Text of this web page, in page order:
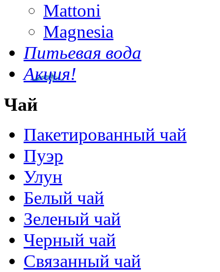
Mattoni
Magnesia
Питьевая вода
Акция!
Чай
Пакетированный чай
Пуэр
Улун
Белый чай
Зеленый чай
Черный чай
Связанный чай